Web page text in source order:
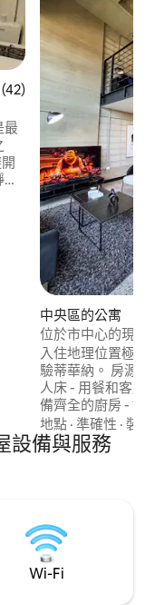
評價中獲得 4.95 的平
最
中央區的公寓
位於市中心的現代
入住地理位置極佳
驗蒂華納。 房源 -高速WiFi - 完整的加大雙
人床 - 用餐和客廳
備齊全的廚房 - 1.5
施 - 配備撞球桌和
泳池 -全尺寸健身
保全 街對面的地點 - 玉米捲博物館 - 7-11便
地點 ·準確性 ·裝潢
設備與服務
Wi-Fi